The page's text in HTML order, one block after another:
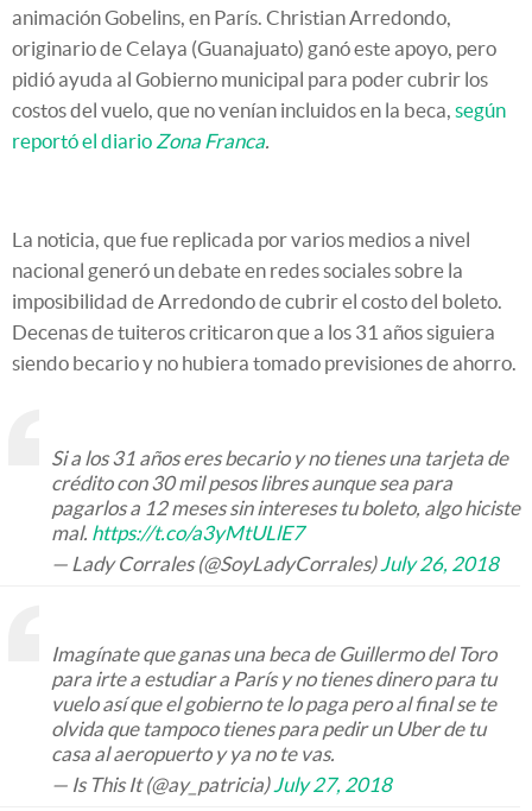
animación Gobelins, en París. Christian Arredondo,
originario de Celaya (Guanajuato) ganó este apoyo, pero
pidió ayuda al Gobierno municipal para poder cubrir los
costos del vuelo, que no venían incluidos en la beca, según
reportó el diario Zona Franca.
La noticia, que fue replicada por varios medios a nivel
nacional generó un debate en redes sociales sobre la
imposibilidad de Arredondo de cubrir el costo del boleto.
Decenas de tuiteros criticaron que a los 31 años siguiera
siendo becario y no hubiera tomado previsiones de ahorro.
Si a los 31 años eres becario y no tienes una tarjeta de
crédito con 30 mil pesos libres aunque sea para
pagarlos a 12 meses sin intereses tu boleto, algo hiciste
mal. https://t.co/a3yMtULlE7
— Lady Corrales (@SoyLadyCorrales)July 26, 2018
Imagínate que ganas una beca de Guillermo del Toro
para irte a estudiar a París y no tienes dinero para tu
vuelo así que el gobierno te lo paga pero al final se te
olvida que tampoco tienes para pedir un Uber de tu
casa al aeropuerto y ya no te vas.
— Is This It (@ay_patricia)July 27, 2018